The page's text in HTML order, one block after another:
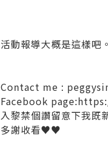
活動報導大概是這樣吧
Contact me :
Facebook
入黎禁個讚留意下我既
多謝收看♥♥